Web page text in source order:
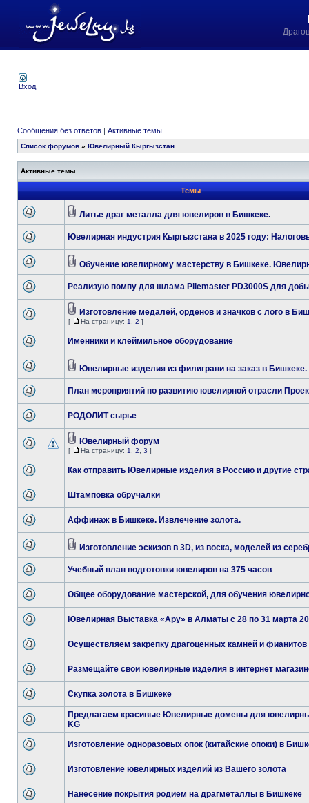
Вход
Сообщения без ответов | Активные темы
Список форумов » Ювелирный Кыргызстан
Активные темы
Темы
Литье драг металла для ювелиров в Бишкеке.
Ювелирная индустрия Кыргызстана в 2025 году:
Обучение ювелирному мастерству в Бишкеке.
Реализую помпу для шлама Pilemaster PD3000S для
Изготовление медалей, орденов и значков с лого в
[ На страницу: 1 2 ]
Именники и клеймильное оборудование
Ювелирные изделия из филиграни на заказ в Бишкеке.
План мероприятий по развитию ювелирной отрасли
РОДОЛИТ сырье
Ювелирный форум
[ На страницу: 1 2 3 ]
Как отправить Ювелирные изделия в Россию и другие
Штамповка обручалки
Аффинаж в Бишкеке. Извлечение золота.
Изготовление эскизов в 3D, из воска, моделей из
Учебный план подготовки ювелиров на 375 часов
Общее оборудование мастерской, для обучения
Ювелирная Выставка «Ару» в Алматы с 28 по 31 марта
Осуществляем закрепку драгоценных камней и фианитов
Размещайте свои ювелирные изделия в интернет
Скупка золота в Бишкеке
Предлагаем красивые Ювелирные домены для
KG
Изготовление одноразовых опок (китайские опоки) в
Изготовление ювелирных изделий из Вашего золота
Нанесение покрытия родием на драгметаллы в Бишкеке